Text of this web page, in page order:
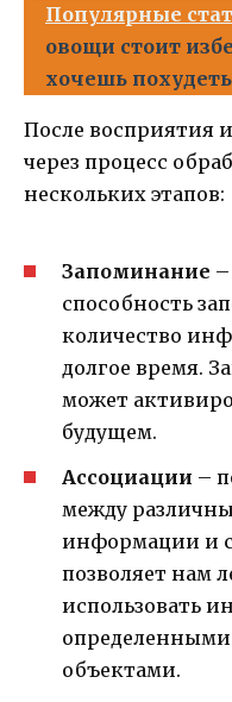
Популярные
овощи стоит
хочешь похудеть
После восприятия
через процесс
нескольких этапов:
Запоминание
способность
количество
долгое время.
может
будущем.
Ассоциации –
между
информации и
позволяет нам
использовать
объектами.